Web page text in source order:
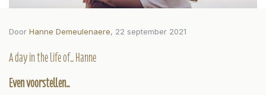
Door Hanne Demeulenaere, 22 september 2021
A day in the life of.. Hanne
Even voorstellen..